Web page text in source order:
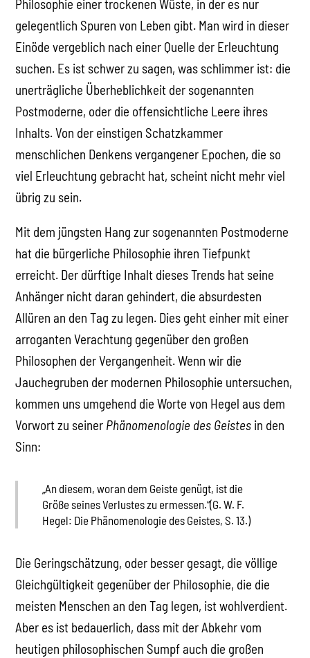
Philosophie einer trockenen Wüste, in der es nur
gelegentlich Spuren von Leben gibt. Man wird in dieser
Einöde vergeblich nach einer Quelle der Erleuchtung
suchen. Es ist schwer zu sagen, was schlimmer ist: die
unerträgliche Überheblichkeit der sogenannten
Postmoderne, oder die offensichtliche Leere ihres
Inhalts. Von der einstigen Schatzkammer
menschlichen Denkens vergangener Epochen, die so
viel Erleuchtung gebracht hat, scheint nicht mehr viel
übrig zu sein.
Mit dem jüngsten Hang zur sogenannten Postmoderne
hat die bürgerliche Philosophie ihren Tiefpunkt
erreicht. Der dürftige Inhalt dieses Trends hat seine
Anhänger nicht daran gehindert, die absurdesten
Allüren an den Tag zu legen. Dies geht einher mit einer
arroganten Verachtung gegenüber den großen
Philosophen der Vergangenheit. Wenn wir die
Jauchegruben der modernen Philosophie untersuchen,
kommen uns umgehend die Worte von Hegel aus dem
Vorwort zu seiner Phänomenologie des Geistes in den
Sinn:
„An diesem, woran dem Geiste genügt, ist die
Größe seines Verlustes zu ermessen.“(G. W. F.
Hegel: Die Phänomenologie des Geistes, S. 13.)
Die Geringschätzung, oder besser gesagt, die völlige
Gleichgültigkeit gegenüber der Philosophie, die die
meisten Menschen an den Tag legen, ist wohlverdient.
Aber es ist bedauerlich, dass mit der Abkehr vom
heutigen philosophischen Sumpf auch die großen